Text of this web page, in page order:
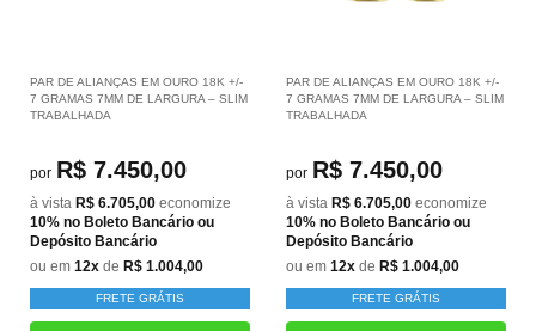
PAR DE ALIANÇAS EM OURO 18K +/-
7 GRAMAS 7MM DE LARGURA – SLIM
TRABALHADA
por R$ 7.450,00
à vista R$ 6.705,00 economize
10% no Boleto Bancário ou
Depósito Bancário
ou em 12x de R$ 1.004,00
FRETE GRÁTIS
PAR DE ALIANÇAS EM OURO 18K +/-
7 GRAMAS 7MM DE LARGURA – SLIM
TRABALHADA
por R$ 7.450,00
à vista R$ 6.705,00 economize
10% no Boleto Bancário ou
Depósito Bancário
ou em 12x de R$ 1.004,00
FRETE GRÁTIS